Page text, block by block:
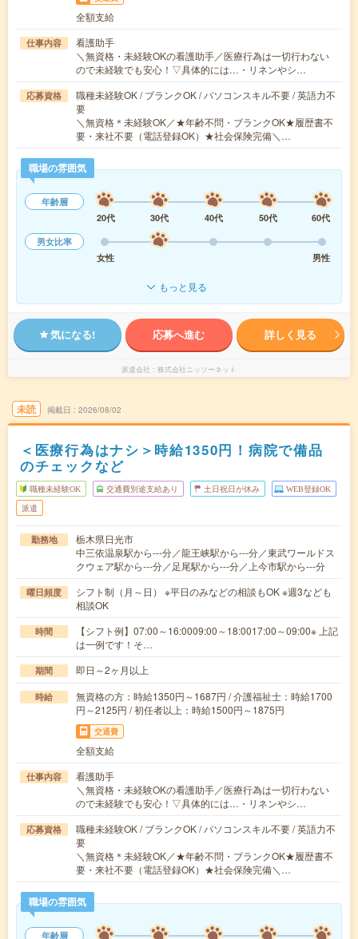
全額支給
仕事内容
看護助手
＼無資格・未経験OKの看護助手／医療行為は一切行わない
ので未経験でも安心！▽具体的には…・リネンやシ…
応募資格
職種未経験OK / ブランクOK / パソコンスキル不要 / 英語力不
要
＼無資格＊未経験OK／★年齢不問・ブランクOK★履歴書不
要・来社不要（電話登録OK）★社会保険完備＼…
職場の雰囲気
年齢層
20代
30代 40代 50代
60代
男女比率
女性
男性
もっと見る
気になる! 応募へ進む 詳しく見る
派遣会社 株式会社ニッソーネット
未読 掲載日 2026/08/02
＜医療行為はナシ＞時給1350円！病院で備品
のチェックなど
職種未経験OK 交通費別途支給あり 土日祝日が休み WEB登録OK
派遣
勤務地
栃木県日光市
中三依温泉駅から---分／龍王峡駅から---分／東武ワールドス
クウェア駅から---分／足尾駅から---分／上今市駅から---分
曜日頻度
シフト制（月～日） ※平日のみなどの相談もOK ※週3なども
相談OK
時間
【シフト例】07:00～16:0009:00～18:0017:00～09:00※ 上記
は一例です！そ…
期間 即日～2ヶ月以上
時給
無資格の方：時給1350円～1687円 / 介護福祉士：時給1700
円～2125円 / 初任者以上：時給1500円～1875円
交通費
全額支給
仕事内容
看護助手
＼無資格・未経験OKの看護助手／医療行為は一切行わない
ので未経験でも安心！▽具体的には…・リネンやシ…
応募資格
職種未経験OK / ブランクOK / パソコンスキル不要 / 英語力不
要
＼無資格＊未経験OK／★年齢不問・ブランクOK★履歴書不
要・来社不要（電話登録OK）★社会保険完備＼…
職場の雰囲気
年齢層